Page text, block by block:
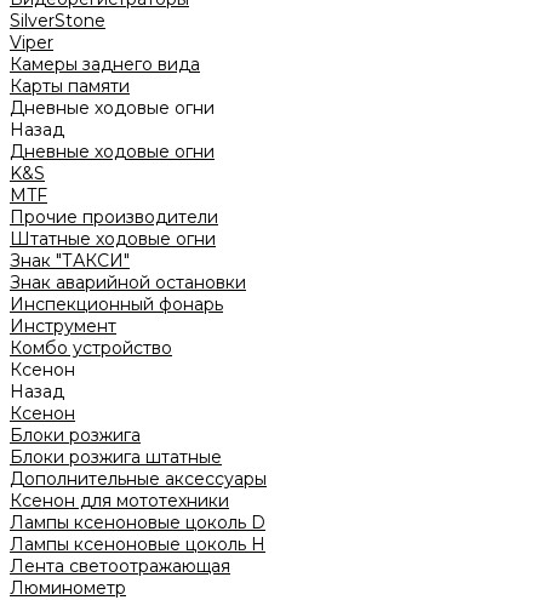
SilverStone
Viper
Камеры заднего вида
Карты памяти
Дневные ходовые огни
Назад
Дневные ходовые огни
K&S
MTF
Прочие производители
Штатные ходовые огни
Знак "ТАКСИ"
Знак аварийной остановки
Инспекционный фонарь
Инструмент
Комбо устройство
Ксенон
Назад
Ксенон
Блоки розжига
Блоки розжига штатные
Дополнительные аксессуары
Ксенон для мототехники
Лампы ксеноновые цоколь D
Лампы ксеноновые цоколь H
Лента светоотражающая
Люминометр